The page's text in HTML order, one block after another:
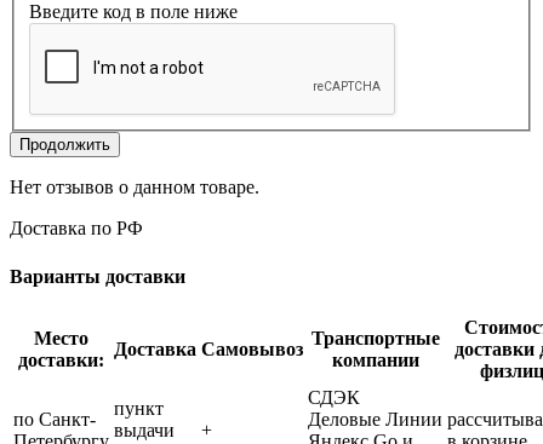
Введите код в поле ниже
Продолжить
Нет отзывов о данном товаре.
Доставка по РФ
Варианты доставки
Место
доставки:
Доставка Самовывоз
Транспортные
компании
доставки
физлиц
по Санкт-
пункт
выдачи
+
СДЭК
Деловые Линии